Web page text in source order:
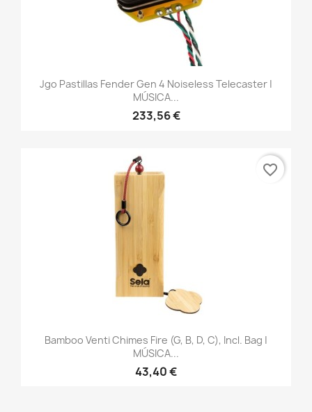
Jgo Pastillas Fender Gen 4 Noiseless Telecaster |
MÚSICA...
233,56 €
Bamboo Venti Chimes Fire (G, B, D, C), Incl. Bag |
MÚSICA...
43,40 €
favorite_border